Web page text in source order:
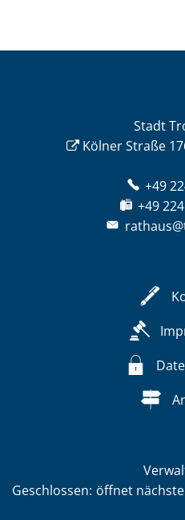
Stadt
Kölner Straße
+49
+49
Klicken, um weitere
Geschlossen: öffnet